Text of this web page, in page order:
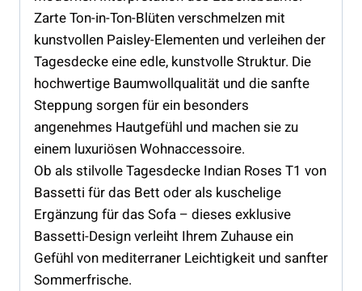
Zarte Ton-in-Ton-Blüten verschmelzen mit
kunstvollen Paisley-Elementen und verleihen der
Tagesdecke eine edle, kunstvolle Struktur. Die
hochwertige Baumwollqualität und die sanfte
Steppung sorgen für ein besonders
angenehmes Hautgefühl und machen sie zu
einem luxuriösen Wohnaccessoire.
Ob als stilvolle Tagesdecke Indian Roses T1 von
Bassetti für das Bett oder als kuschelige
Ergänzung für das Sofa – dieses exklusive
Bassetti-Design verleiht Ihrem Zuhause ein
Gefühl von mediterraner Leichtigkeit und sanfter
Sommerfrische.